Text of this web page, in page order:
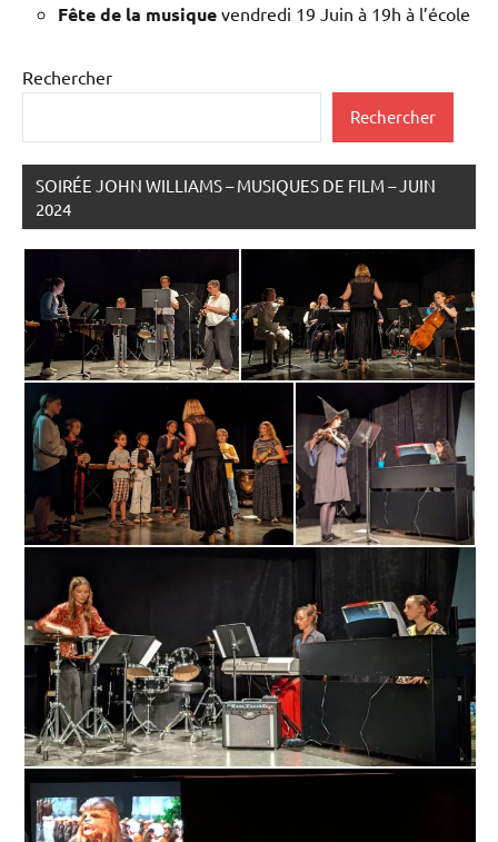
Fête de la musique vendredi 19 Juin à 19h à l’école
Rechercher
Rechercher
SOIRÉE JOHN WILLIAMS – MUSIQUES DE FILM – JUIN
2024